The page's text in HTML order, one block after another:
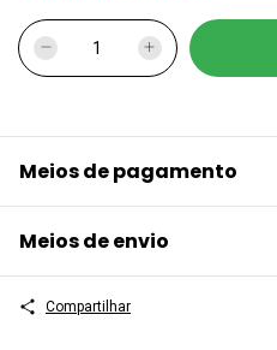
Meios de pagamento
Meios de envio
Compartilhar